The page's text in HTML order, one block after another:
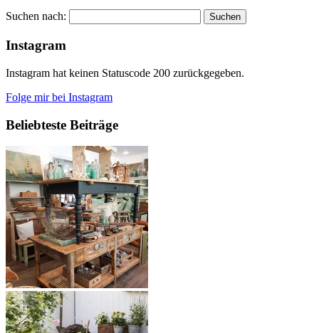
Suchen nach:
Instagram
Instagram hat keinen Statuscode 200 zurückgegeben.
Folge mir bei Instagram
Beliebteste Beiträge